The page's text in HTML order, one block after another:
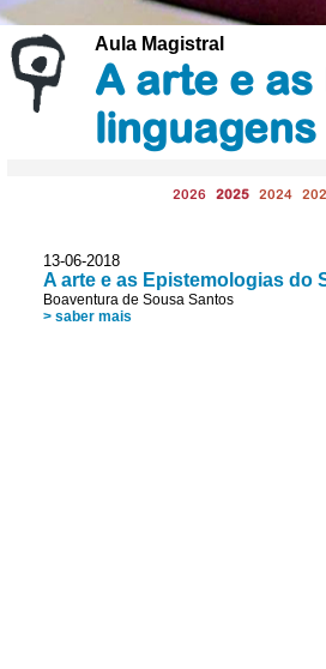
Aula Magistral
A arte e
2026 2025 2024
13-06-2018
A arte e as Epistemologias do
Boaventura de Sousa Santos
> saber mais